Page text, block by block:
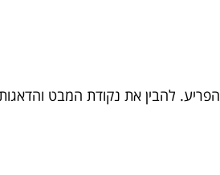
להבין את נקודת המבט